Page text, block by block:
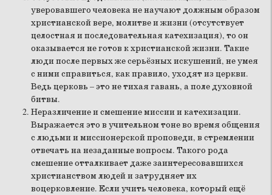
уверовавшего человека не научают должным образом
христианской вере, молитве и жизни (отсутствует
целостная и последовательная катехизация), то он
оказывается не готов к христианской жизни. Такие
люди после первых же серьёзных искушений, не умея
с ними справиться, как правило, уходят из церкви.
Ведь церковь – это не тихая гавань, а поле духовной
битвы.
Неразличение и смешение миссии и катехизации.
Выражается это в учительном тоне во время общения
с людьми и миссионерской проповеди, в стремлении
отвечать на незаданные вопросы. Такого рода
смешение отталкивает даже заинтересовавшихся
христианством людей и затрудняет их
воцерковление. Если учить человека, который ещё